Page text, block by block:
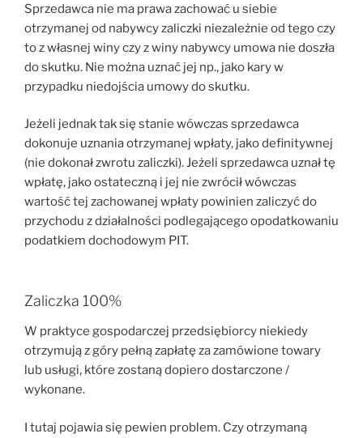
Sprzedawca nie ma prawa zachować u siebie
otrzymanej od nabywcy zaliczki niezależnie od tego czy
to z własnej winy czy z winy nabywcy umowa nie doszła
do skutku. Nie można uznać jej np., jako kary w
przypadku niedojścia umowy do skutku.
Jeżeli jednak tak się stanie wówczas sprzedawca
dokonuje uznania otrzymanej wpłaty, jako definitywnej
(nie dokonał zwrotu zaliczki). Jeżeli sprzedawca uznał tę
wpłatę, jako ostateczną i jej nie zwrócił wówczas
wartość tej zachowanej wpłaty powinien zaliczyć do
przychodu z działalności podlegającego opodatkowaniu
podatkiem dochodowym PIT.
Zaliczka 100%
W praktyce gospodarczej przedsiębiorcy niekiedy
otrzymują z góry pełną zapłatę za zamówione towary
lub usługi, które zostaną dopiero dostarczone /
wykonane.
I tutaj pojawia się pewien problem. Czy otrzymaną